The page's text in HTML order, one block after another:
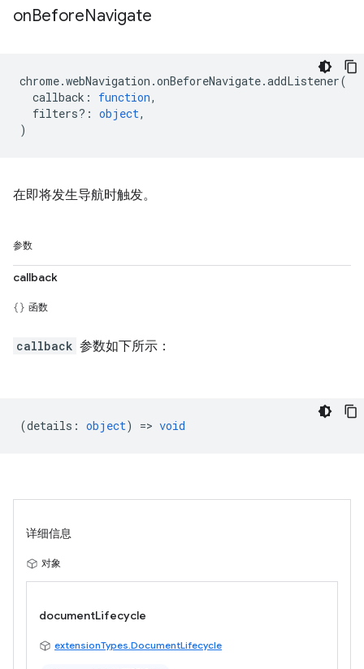
onBeforeNavigate
chrome.webNavigation .onBeforeNavigate.addListener(
callback : function,
filters? : object,
)
在即将发生导航时触发。
参数
callback
函数
callback 参数如下所示：
(details : object) => void
详细信息
对象
documentLifecycle
extensionTypes.DocumentLifecycle